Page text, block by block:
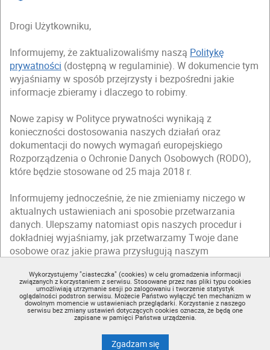
Wykorzystujemy "ciasteczka" (cookies) w celu gromadzenia informacji
związanych z korzystaniem z serwisu. Stosowane przez nas pliki typu cookies
umożliwiają utrzymanie sesji po zalogowaniu i tworzenie statystyk
oglądalności podstron serwisu. Możecie Państwo wyłączyć ten mechanizm w
dowolnym momencie w ustawieniach przeglądarki. Korzystanie z naszego
serwisu bez zmiany ustawień dotyczących cookies oznacza, że będą one
zapisane w pamięci Państwa urządzenia.
Zgadzam sięna wykorzystanie plików
Drogi Użytkowniku,
Informujemy, że zaktualizowaliśmy naszą Politykę
prywatności (dostępną w regulaminie). W dokumencie tym
wyjaśniamy w sposób przejrzysty i bezpośredni jakie
informacje zbieramy i dlaczego to robimy.
Nowe zapisy w Polityce prywatności wynikają z
konieczności dostosowania naszych działań oraz
dokumentacji do nowych wymagań europejskiego
Rozporządzenia o Ochronie Danych Osobowych (RODO),
które będzie stosowane od 25 maja 2018 r.
Informujemy jednocześnie, że nie zmieniamy niczego w
aktualnych ustawieniach ani sposobie przetwarzania
danych. Ulepszamy natomiast opis naszych procedur i
dokładniej wyjaśniamy, jak przetwarzamy Twoje dane
osobowe oraz jakie prawa przysługują naszym
Zapraszamy Cię do zapoznania się ze zmienionąPolityką
prywatności(dostępną w regulaminie).
Akceptuję